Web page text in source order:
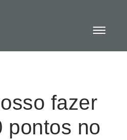
fazer
pontos no